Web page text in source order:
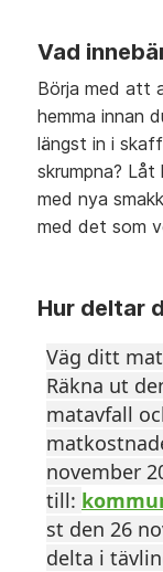
Vad
Börja med att
hemma innan
längst in i
skrumpna?
med nya
med det som
Hur deltar
Väg ditt
Räkna ut
matavfall
november
till:
st den 26
delta i